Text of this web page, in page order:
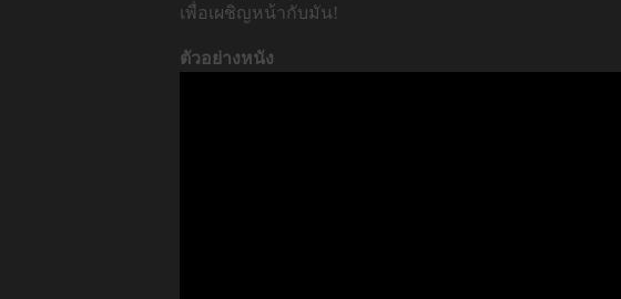
เพื่อเผชิญหน้ากับมัน!
ตัวอย่างหนัง